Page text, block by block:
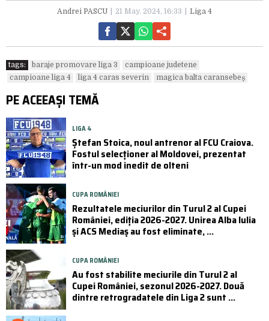
Andrei PASCU 21 May. 2024, 16:33 Liga 4
tags: baraje promovare liga 3
campioane judetene
campioane liga 4
liga 4 caras severin magica balta caransebeș
PE ACEEAȘI TEMĂ
LIGA 4
Ștefan Stoica, noul antrenor al FCU Craiova.
Fostul selecționer al Moldovei, prezentat
într-un mod inedit de olteni
CUPA ROMÂNIEI
Rezultatele meciurilor din Turul 2 al Cupei
României, ediția 2026-2027. Unirea Alba Iulia
și ACS Mediaș au fost eliminate, ...
CUPA ROMÂNIEI
Au fost stabilite meciurile din Turul 2 al
Cupei României, sezonul 2026-2027. Două
dintre retrogradatele din Liga 2 sunt ...